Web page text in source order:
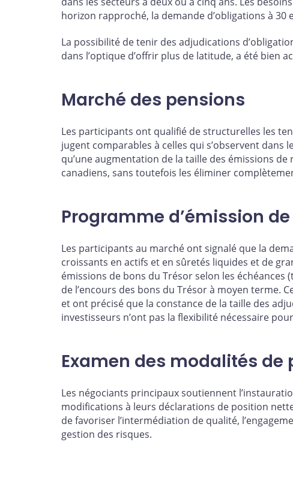
horizon rapproché, la demande d’obligations à
La possibilité de tenir des adjudications
dans l’optique d’offrir plus de latitude, a été bien
Marché des pensions
Les participants ont qualifié de structurelles les
jugent comparables à celles qui s’observent
qu’une augmentation de la taille des émissions
canadiens, sans toutefois les éliminer
Programme d’émission
Les participants au marché ont signalé que la
croissants en actifs et en sûretés liquides et de
émissions de bons du Trésor selon les
de l’encours des bons du Trésor à moyen terme.
et ont précisé que la constance de la taille des
investisseurs n’ont pas la flexibilité nécessaire
Examen des modalités
Les négociants principaux soutiennent
modifications à leurs déclarations de position
de favoriser l’intermédiation de qualité,
gestion des risques.